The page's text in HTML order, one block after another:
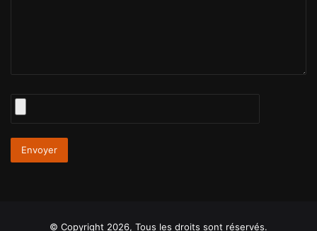
© Copyright 2026, Tous les droits sont réservés.